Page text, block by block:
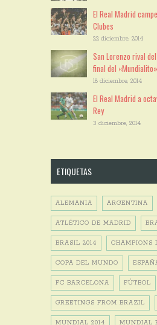
El Real Madrid
Clubes
22 diciembre, 2014
San Lorenzo rival
final del «Mundialito»
18 diciembre, 2014
El Real Madrid a
Rey
3 diciembre, 2014
ETIQUETAS
ALEMANIA ARGENTINA
ATLÉTICO DE MADRID
BRASIL 2014 CHAMPIONS
COPA DEL MUNDO
FC BARCELONA FÚTBOL
GREETINGS FROM BRAZIL
MUNDIAL 2014 MUNDIAL